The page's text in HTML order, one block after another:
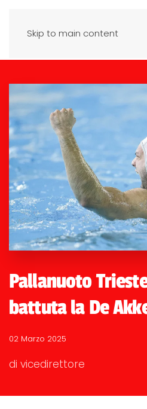
Skip to main content
Pallanuoto
battuta la De
02 Marzo 2025
di vicedirettore